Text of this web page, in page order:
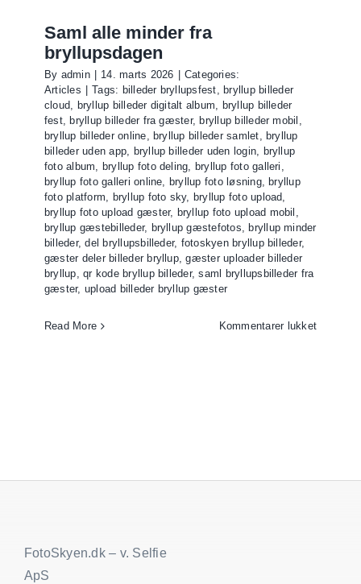
Saml alle minder fra
bryllupsdagen
By admin 14. marts 2026
Categories:
Articles
Tags: billeder bryllupsfest, bryllup billeder
cloud, bryllup billeder digitalt album, bryllup billeder
fest, bryllup billeder fra gæster, bryllup billeder mobil ,
bryllup billeder online, bryllup billeder samlet, bryllup
billeder uden app, bryllup billeder uden login, bryllup
foto album, bryllup foto deling, bryllup foto galleri ,
bryllup foto galleri online, bryllup foto løsning, bryllup
foto platform, bryllup foto sky, bryllup foto upload,
bryllup foto upload gæster, bryllup foto upload mobil ,
bryllup gæstebilleder, bryllup gæstefotos, bryllup minder
billeder,del bryllupsbilleder, fotoskyen bryllup billeder,
gæster deler billeder bryllup,gæster uploader billeder
bryllup,qr kode bryllup billeder,saml bryllupsbilleder fra
gæster, upload billeder bryllup gæster
Read More Kommentarer lukkettil
FotoSkyen.dk – v. Selfie
ApS